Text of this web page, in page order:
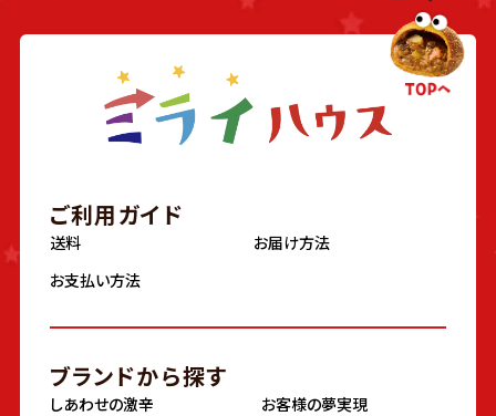
ご利用ガイド
送料
お届け方法
お支払い方法
ブランドから探す
しあわせの激辛
お客様の夢実現